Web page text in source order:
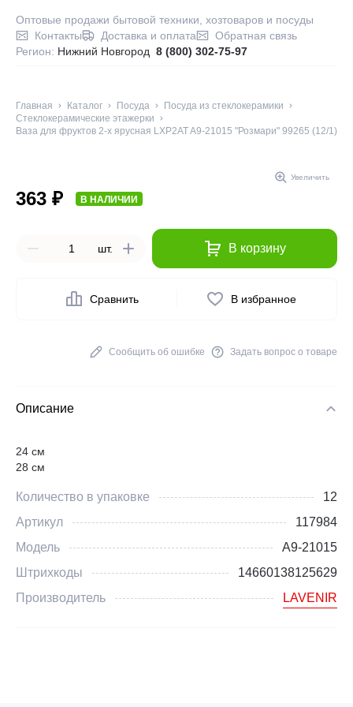
Оптовые продажи бытовой техники, хозтоваров и посуды
Контакты
Доставка и оплата
Обратная связь
Регион: Нижний Новгород 8 (800) 302-75-97
Главная Каталог Посуда
Посуда из стеклокерамики
Стеклокерамические этажерки
Ваза для фруктов 2-х ярусная LXP2AT A9-21015 "Розмари" 99265 (12/1)
Увеличить
363 ₽ В НАЛИЧИИ
шт. В корзину
Сравнить В избранное
Сообщить об ошибке Задать вопрос о товаре
Описание
24 см
28 см
Количество в упаковке
12
Артикул
117984
Модель
A9-21015
Штрихкоды
14660138125629
Производитель
LAVENIR